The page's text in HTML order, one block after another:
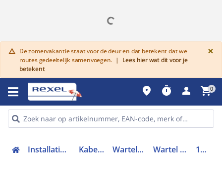
warning De zomervakantie staat voor de deur en dat betekent dat we
routes gedeeltelijk samenvoegen. |
Lees hier wat dit voor je
betekent
×
place timer person shopping_cart0
Installatiemateriaal en buizen Kabelverbindingen Wartels en toebehoren Wartel kabel- buisinvoer 1616400050